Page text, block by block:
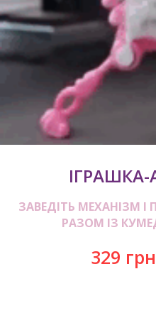
ЗАВЕДІТЬ МЕХАНІЗМ
РАЗОМ ІЗ
329 грн